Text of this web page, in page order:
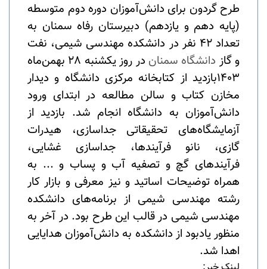
طرح گردون برای دانش‌آموزان دوره دوم متوسطه
(پایه دهم و یازدهم) دبیرستان رفاه سمنان به
تعداد 42 نفر در دانشکده مهندسی شیمی، نفت
و گاز دانشگاه سمنان
در روز یکشنبه 28 بهمن‌ماه
1403بازدید از کتابخانه مرکزی دانشگاه و دیدار
مخازن کتاب و سالن مطالعه در ابتدای ورود
دانش‌آموزان به دانشگاه انجام شد. بازدید از
آزمایشگاه‌های تحقیقاتی جداسازی، هیدرات
گازی، نانو فرآیندها، جداسازی غشایی،
فرآیندهای گچ و تصفیه آب و پساب و ... به
همراه توضیحات اساتید و نیز معرفی و بازار کار
رشته مهندسی شیمی از برنامه‌های دانشکده
مهندسی شیمی در قالب این طرح بود. در آخر به
منظور یادبود از دانشکده به دانش‌آموزان هدایایی
اهدا شد.